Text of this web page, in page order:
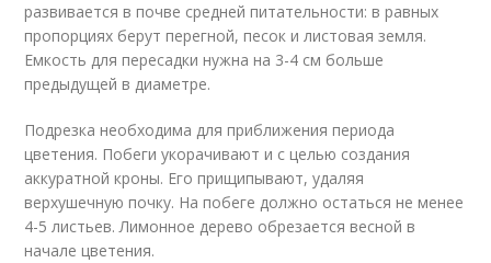
развивается в почве средней питательности: в равных
пропорциях берут перегной, песок и листовая земля.
Емкость для пересадки нужна на 3-4 см больше
предыдущей в диаметре.
Подрезка необходима для приближения периода
цветения. Побеги укорачивают и с целью создания
аккуратной кроны. Его прищипывают, удаляя
верхушечную почку. На побеге должно остаться не менее
4-5 листьев. Лимонное дерево обрезается весной в
начале цветения.